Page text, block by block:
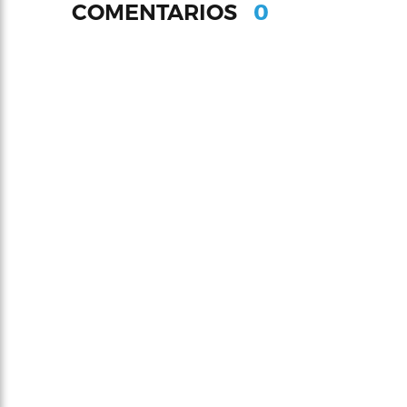
COMENTARIOS 0